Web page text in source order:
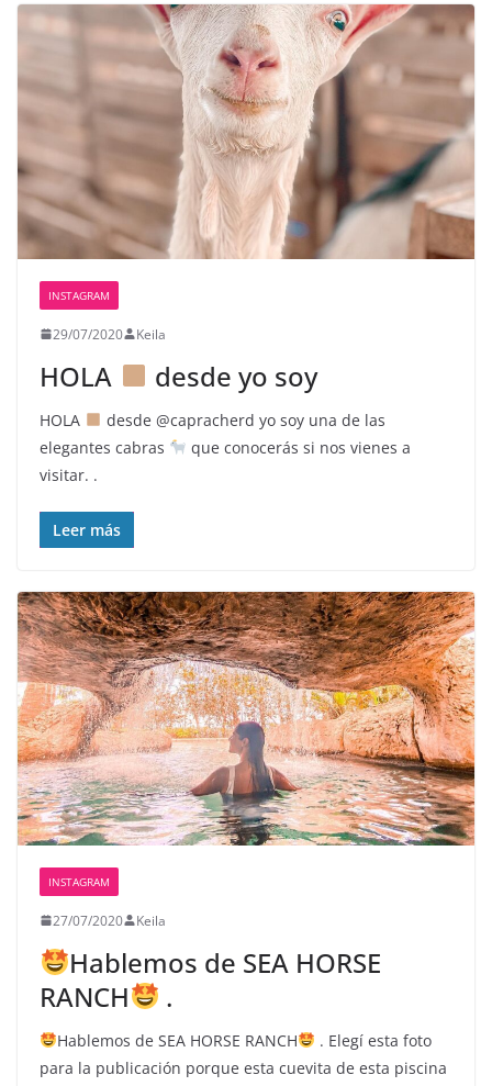
INSTAGRAM
29/07/2020 Keila
HOLA desde yo soy
HOLA
desde @capracherd yo soy una de las
elegantes cabras
que conocerás si nos vienes a
visitar. .
Leer más
INSTAGRAM
27/07/2020 Keila
Hablemos de SEA HORSE
RANCH
.
Hablemos de SEA HORSE RANCH
. Elegí esta foto
para la publicación porque esta cuevita de esta piscina